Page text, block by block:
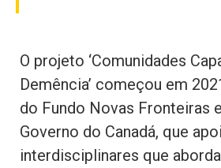
O projeto ‘Comunidades
Demência’ começou em
do Fundo Novas Fronteiras
Governo do Canadá, que
interdisciplinares que